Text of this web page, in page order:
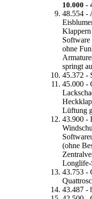
10.000 -
48.554 -
ohne
springt
45.372 -
45.000 -
Lüftung
43.900 -
(ohne
Longlife-
43.753 -
43.487 -